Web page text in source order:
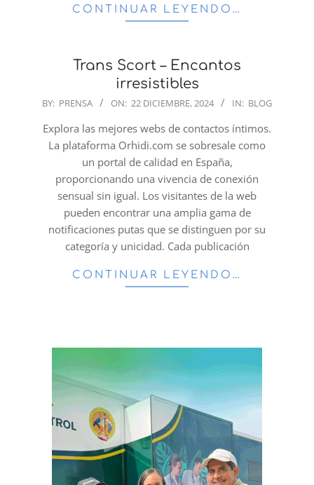
CONTINUAR LEYENDO…
Trans Scort – Encantos
irresistibles
2024-
22
BY: PRENSA ON: 22 DICIEMBRE, 2024 IN: BLOG
Explora las mejores webs de contactos íntimos.
La plataforma Orhidi.com se sobresale como
un portal de calidad en España,
proporcionando una vivencia de conexión
sensual sin igual. Los visitantes de la web
pueden encontrar una amplia gama de
notificaciones putas que se distinguen por su
categoría y unicidad. Cada publicación
CONTINUAR LEYENDO…